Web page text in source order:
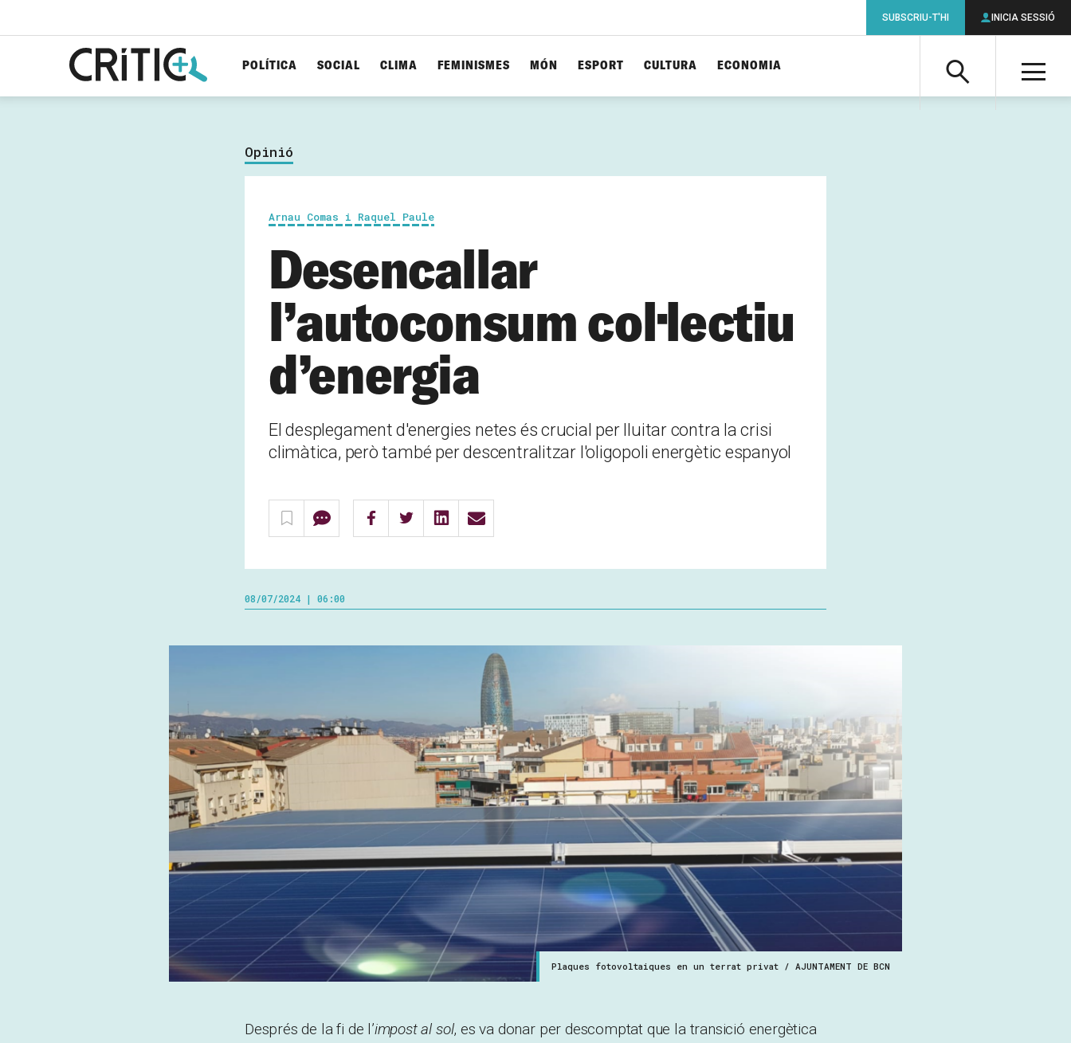
Cerca
POLÍTICA SOCIAL CLIMA FEMINISMES MÓN ESPORT CULTURA ECONOMIA
SUBSCRIU-T'HI INICIA SESSIÓ
Opinió
Arnau Comas i Raquel Paule
Desencallar
l’autoconsum col·lectiu
d’energia
El desplegament d'energies netes és crucial per lluitar contra la crisi
climàtica, però també per descentralitzar l'oligopoli energètic espanyol
08/07/2024 | 06:00
Plaques fotovoltaiques en un terrat privat / AJUNTAMENT DE BCN
Després de la fi de l’impost al sol, es va donar per descomptat que la transició energètica